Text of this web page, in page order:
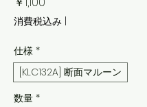
格
消費税込み
仕様 *
[KLC132A] 断面マルーン
数量 *